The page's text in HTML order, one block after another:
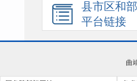
县市区和
平台链接
曲